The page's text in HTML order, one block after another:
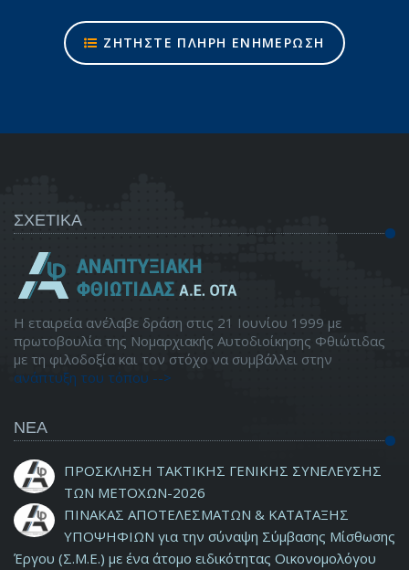
ΖΗΤΗΣΤΕ ΠΛΗΡΗ ΕΝΗΜΕΡΩΣΗ
ΣΧΕΤΙΚΑ
Η εταιρεία ανέλαβε δράση στις 21 Ιουνίου 1999 με
πρωτοβουλία της Νομαρχιακής Αυτοδιοίκησης Φθιώτιδας
με τη φιλοδοξία και τον στόχο να συμβάλλει στην
ανάπτυξη του τόπου -->
ΝΕΑ
ΠΡΟΣΚΛΗΣΗ ΤΑΚΤΙΚΗΣ ΓΕΝΙΚΗΣ ΣΥΝΕΛΕΥΣΗΣ
ΤΩΝ ΜΕΤΟΧΩΝ-2026
ΠΙΝΑΚΑΣ ΑΠΟΤΕΛΕΣΜΑΤΩΝ & ΚΑΤΑΤΑΞΗΣ
ΥΠΟΨΗΦΙΩΝ για την σύναψη Σύμβασης Μίσθωσης
Έργου (Σ.Μ.Ε.) με ένα άτομο ειδικότητας Οικονομολόγου